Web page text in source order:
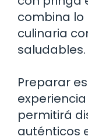
combina lo
culinaria
saludables.
Preparar
permitirá
auténticos